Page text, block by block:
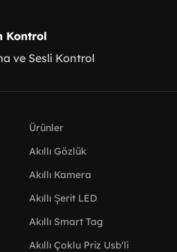
Kontrol
ve Sesli Kontrol
Ürünler
Akıllı Gözlük
Akıllı Kamera
Akıllı Şerit LED
Akıllı Smart Tag
Akıllı Çoklu Priz Usb'li